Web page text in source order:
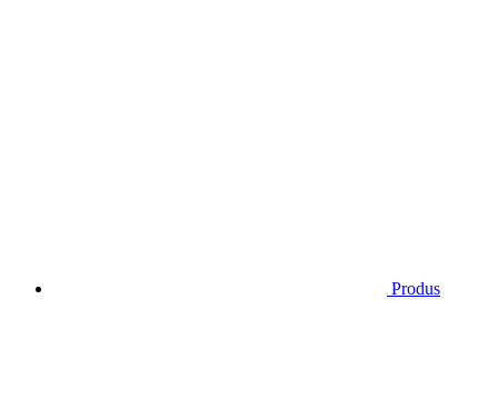
Produs